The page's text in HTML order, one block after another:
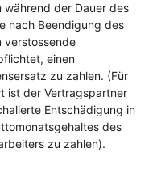
während der Dauer des
nach Beendigung des
verstossende
einen
zu zahlen. (Für
ist der Vertragspartner
Entschädigung in
des
zu zahlen).